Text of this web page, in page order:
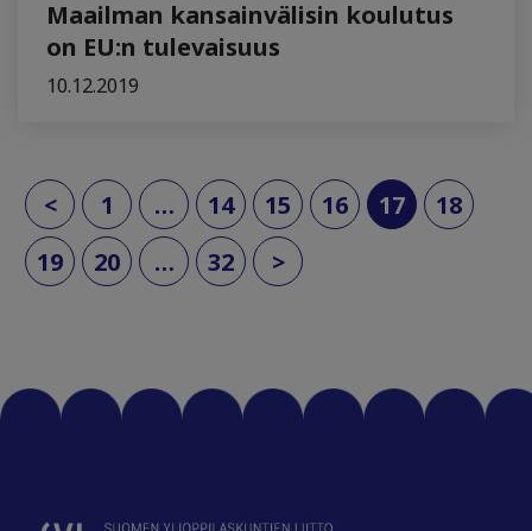
Maailman kansainvälisin koulutus
on EU:n tulevaisuus
10.12.2019
< 1 … 14 15 16 17(current)
18
19
20 … 32 >